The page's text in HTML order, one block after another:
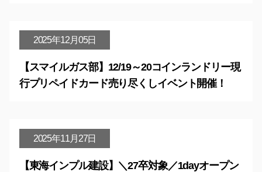
2025年12月05日
【スマイルガス部】12/19～20コインランドリー現
行プリペイドカード売り尽くしイベント開催！
2025年11月27日
【東海インプル建設】＼27卒対象／1dayオープン